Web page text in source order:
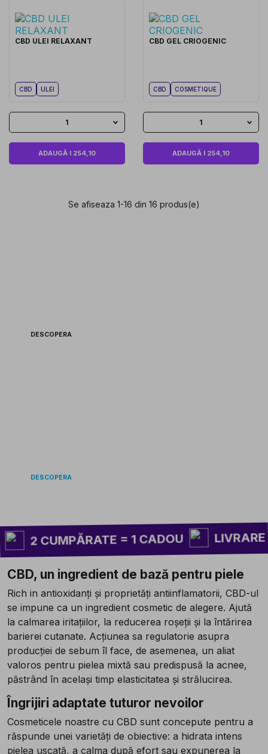
CBD ULEI RELAXANT
CBD ULEI
1
ADAUGĂ I 254,10
CBD GEL CRIOGENIC
CBD COSMETIQUE
1
ADAUGĂ I 254,10
Se afiseaza 1-16 din 16 produs(e)
DESCOPERA
DESCOPERA
2 CUMPĂRATE = 1 CADOU LIVRARE
CBD, un ingredient de bază pentru piele
Rich in antioxidanți și proprietăți antiinflamatorii, CBD-ul
se impune ca un ingredient cosmetic de alegere. Ajută
la calmarea iritațiilor, la reducerea roșeții și la întărirea
barierei cutanate. Acțiunea sa regulatorie asupra
producției de sebum îl face, de asemenea, un aliat
valoros pentru pielea mixtă sau predispusă la acnee,
păstrând în același timp elasticitatea și strălucirea.
Îngrijiri adaptate tuturor nevoilor
Cosmeticele noastre cu CBD sunt concepute pentru a
răspunde unei varietăți de obiective: a hidrata intens
pielea uscată, a calma după efort sau expunerea la